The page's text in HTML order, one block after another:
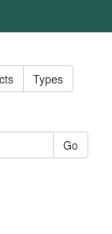
Types
Go